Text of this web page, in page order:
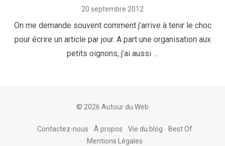
Posted
20 septembre 2012
On me demande souvent comment j’arrive à tenir le choc
pour écrire un article par jour. A part une organisation aux
petits oignons, j’ai aussi …
© 2026 Autour du Web
Contactez-nous À propos Vie du blog
Best Of
Mentions Légales